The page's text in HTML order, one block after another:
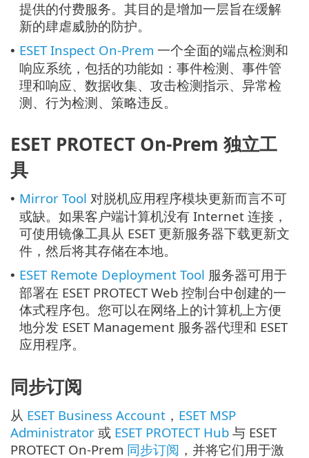
提供的付费服务。其目的是增加一层旨在缓解
新的肆虐威胁的防护。
• ESET Inspect On-Prem 一个全面的端点检测和
响应系统，包括的功能如：事件检测、事件管
理和响应、数据收集、攻击检测指示、异常检
测、行为检测、策略违反。
ESET PROTECT On-Prem 独立工
具
• Mirror Tool 对脱机应用程序模块更新而言不可
或缺。如果客户端计算机没有 Internet 连接，
可使用镜像工具从 ESET 更新服务器下载更新文
件，然后将其存储在本地。
• ESET Remote Deployment Tool 服务器可用于
部署在 ESET PROTECT Web 控制台中创建的一
体式程序包。您可以在网络上的计算机上方便
地分发 ESET Management 服务器代理和 ESET
应用程序。
同步订阅
从 ESET Business Account ， ESET MSP
Administrator 或 ESET PROTECT Hub 与 ESET
PROTECT On-Prem 同步订阅 ，并将它们用于激